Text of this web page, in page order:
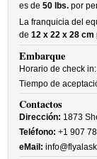
es de50 lbs. por
La franquicia del
de12 x 22 x 28 cm
Embarque
Horario de check
Tiempo de
Contactos
Dirección: 1873
Teléfono: +1 907
eMail: